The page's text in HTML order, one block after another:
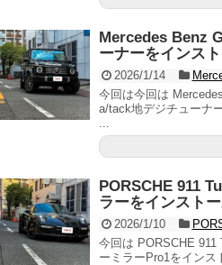
Mercedes Benz
ーナーをインスト
2026/1/14
今回は今回は
a/tack地デジチューナ
PORSCHE 911
ラーをインストー
2026/1/10
今回は PORSCHE 911
ーミラーPro1をインス